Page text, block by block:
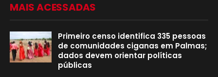
MAIS ACESSADAS
Primeiro censo identifica 335 pessoas
de comunidades ciganas em Palmas;
dados devem orientar políticas
públicas